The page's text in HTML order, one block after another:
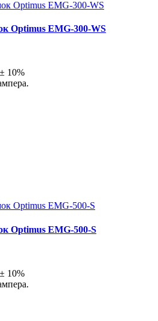
Optimus EMG-300-WS
10%
Optimus EMG-500-S
10%